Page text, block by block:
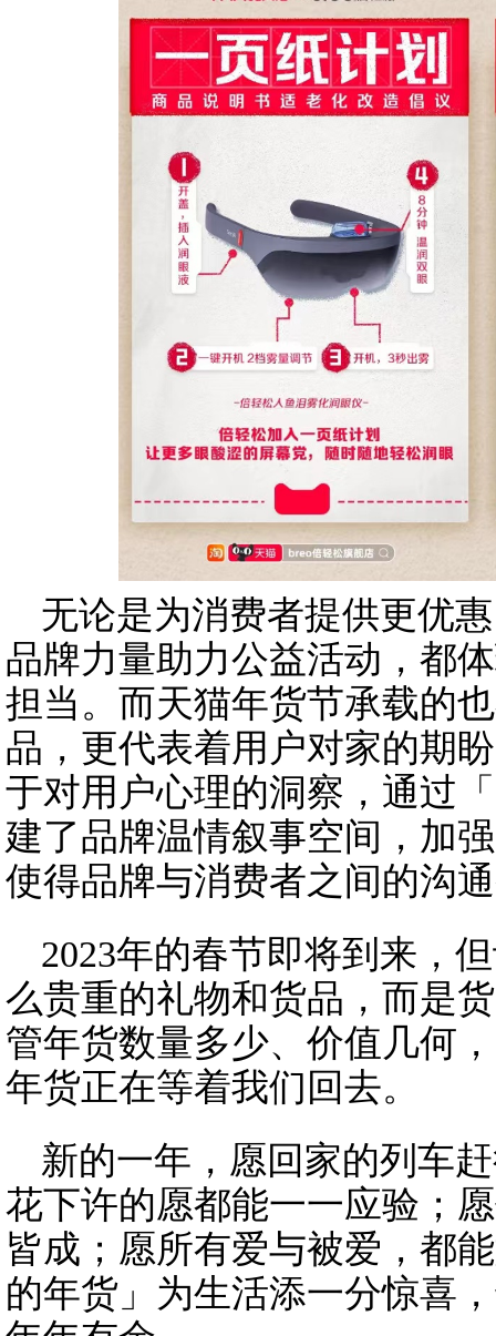
无论是为消费者提供更优
品牌力量助力公益活动，都
担当。而天猫年货节承载的
品，更代表着用户对家的期
于对用户心理的洞察，通过
建了品牌温情叙事空间，加
使得品牌与消费者之间的沟
2023年的春节即将到来，
么贵重的礼物和货品，而是
管年货数量多少、价值几何
年货正在等着我们回去。
新的一年，愿回家的列车
花下许的愿都能一一应验；
皆成；愿所有爱与被爱，都
的年货」为生活添一分惊喜